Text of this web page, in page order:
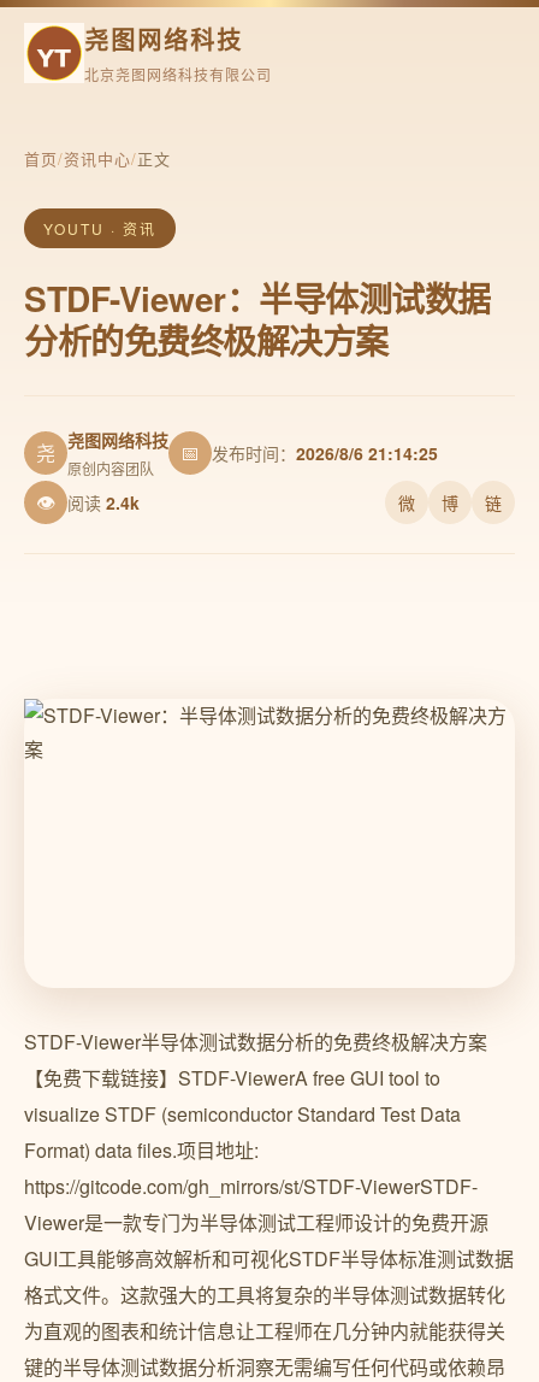
尧图网络科技
北京尧图网络科技有限公司
首页/资讯中心/正文
YOUTU · 资讯
STDF-Viewer：半导体测试数据
分析的免费终极解决方案
尧 尧图网络科技
原创内容团队
📅 发布时间： 2026/8/6 21:14:25
👁 阅读 2.4k 微 博 链
STDF-Viewer半导体测试数据分析的免费终极解决方案
【免费下载链接】STDF-ViewerA free GUI tool to
visualize STDF (semiconductor Standard Test Data
Format) data files.项目地址:
https://gitcode.com/gh_mirrors/st/STDF-ViewerSTDF-
Viewer是一款专门为半导体测试工程师设计的免费开源
GUI工具能够高效解析和可视化STDF半导体标准测试数据
格式文件。这款强大的工具将复杂的半导体测试数据转化
为直观的图表和统计信息让工程师在几分钟内就能获得关
键的半导体测试数据分析洞察无需编写任何代码或依赖昂